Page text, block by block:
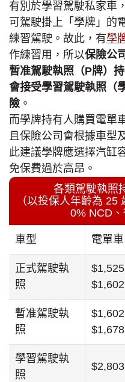
有別於學習駕駛私家車
可駕駛掛上「學牌」的
練習駕駛。故此，有學
作練習用，所以保險公
暫准駕駛執照（P牌）
會接受學習駕駛執照（
險 。
而學牌持有人購買電單
且保險公司會根據車型
此建議學牌應選擇汽缸
免保費過於高昂。
各類駕駛執照
（以投保人年齡為 25
0% NCD、
車型 電單車
正式駕駛執
照
$1,602
暫准駕駛執
照
$1,678
學習駕駛執
照
$2,803